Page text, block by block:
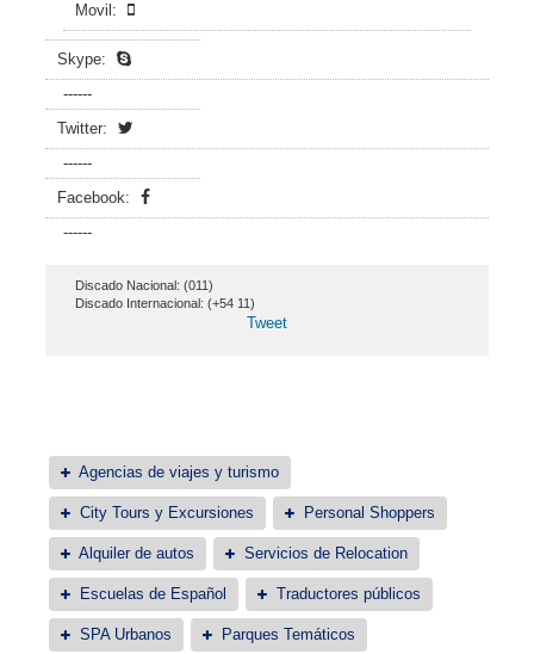
Movil:
Skype:
------
Twitter:
------
Facebook:
------
Discado Nacional: (011)
Discado Internacional: (+54 11)
Tweet
Agencias de viajes y turismo
City Tours y Excursiones Personal Shoppers
Alquiler de autos Servicios de Relocation
Escuelas de Español Traductores públicos
SPA Urbanos Parques Temáticos